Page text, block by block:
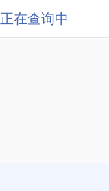
正在查询中